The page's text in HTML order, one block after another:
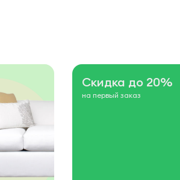
Скидка до 20%
на первый заказ